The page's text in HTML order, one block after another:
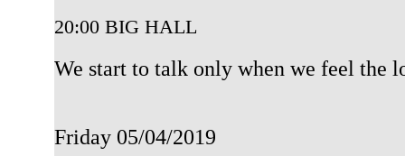
20:00 BIG HALL
We start to talk only when we feel the
Friday 05/04/2019